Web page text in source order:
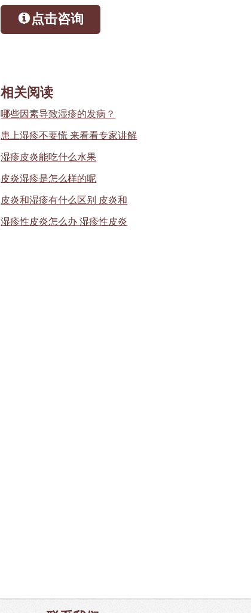
点击咨询
相关阅读
哪些因素导致湿疹的发病？
患上湿疹不要慌 来看看专家讲解
湿疹皮炎能吃什么水果
皮炎湿疹是怎么样的呢
皮炎和湿疹有什么区别 皮炎和
湿疹性皮炎怎么办 湿疹性皮炎